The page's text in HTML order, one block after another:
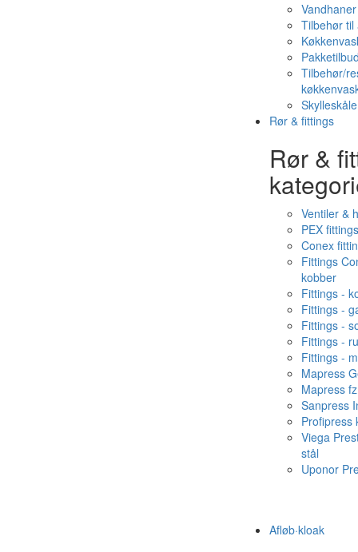
Vandhaner
Tilbehør
Tilbehør/
Rør & fittings
Rør &
Ventiler &
PEX fittings
Conex
Fittings
kobber
Fittings -
Fittings -
Fittings -
Fittings -
Fittings -
Mapress
Mapress fz
Sanpress
Profipress
Viega
stål
Uponor
Afløb·kloak